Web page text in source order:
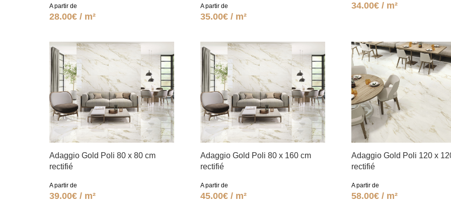
A partir de
28.00€ / m²
A partir de
35.00€ / m²
34.00€ / m²
Adaggio Gold Poli 80 x 80 cm
rectifié
A partir de
39.00€ / m²
Adaggio Gold Poli 80 x 160 cm
rectifié
A partir de
45.00€ / m²
Adaggio Gold Poli 120 x
rectifié
A partir de
58.00€ / m²